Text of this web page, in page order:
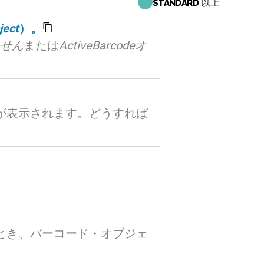
STANDARD以上
）。
ん またはActiveBarcodeオ
表示されます。どうすれば
、バーコード・オブジェ